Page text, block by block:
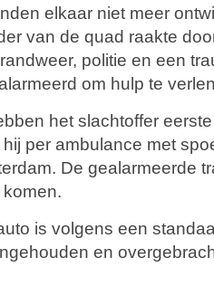
elkaar niet meer
van de quad raakte
politie en een
om hulp te
het slachtoffer
per ambulance met
De gealarmeerde
is volgens een
en